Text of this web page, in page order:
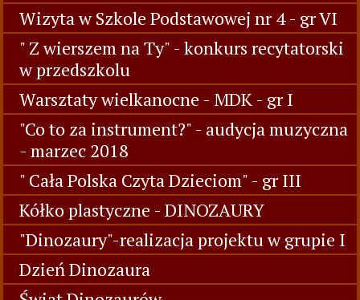
Wizyta w Szkole Podstawowej nr 4 - gr VI
" Z wierszem na Ty" - konkurs recytatorski
w przedszkolu
Warsztaty wielkanocne - MDK - gr I
"Co to za instrument?" - audycja muzyczna
- marzec 2018
" Cała Polska Czyta Dzieciom" - gr III
Kółko plastyczne - DINOZAURY
"Dinozaury"-realizacja projektu w grupie I
Dzień Dinozaura